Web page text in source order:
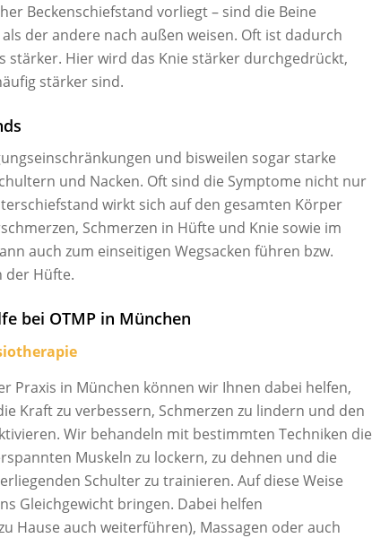
Beckenschiefstand vorliegt – sind die Beine
der andere nach außen weisen. Oft ist dadurch
stärker. Hier wird das Knie stärker durchgedrückt,
stärker sind.
und bisweilen sogar starke
und Nacken. Oft sind die Symptome nicht nur
wirkt sich auf den gesamten Körper
Schmerzen in Hüfte und Knie sowie im
auch zum einseitigen Wegsacken führen bzw.
der Hüfte.
bei OTMP in München
Praxis in München können wir Ihnen dabei helfen,
Kraft zu verbessern, Schmerzen zu lindern und den
Wir behandeln mit bestimmten Techniken die
Muskeln zu lockern, zu dehnen und die
Schulter zu trainieren. Auf diese Weise
Gleichgewicht bringen. Dabei helfen
Hause auch weiterführen), Massagen oder auch